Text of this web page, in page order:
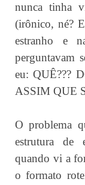
nunca tinha
(irônico, né?
estranho e
perguntavam
eu: QUÊ???
ASSIM QUE
O problema
estrutura de
quando vi a
o formato